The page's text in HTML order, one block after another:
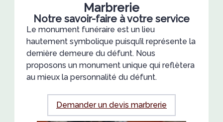
Marbrerie
Notre savoir-faire à votre service
Le monument funéraire est un lieu
hautement symbolique puisqu’il représente la
dernière demeure du défunt. Nous
proposons un monument unique qui reflètera
au mieux la personnalité du défunt.
Demander un devis marbrerie